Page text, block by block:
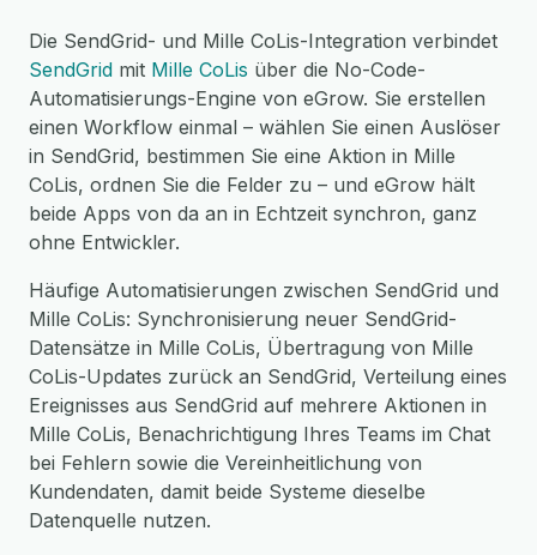
Die SendGrid- und Mille CoLis-Integration verbindet
SendGrid mit Mille CoLis über die No-Code-
Automatisierungs-Engine von eGrow. Sie erstellen
einen Workflow einmal – wählen Sie einen Auslöser
in SendGrid, bestimmen Sie eine Aktion in Mille
CoLis, ordnen Sie die Felder zu – und eGrow hält
beide Apps von da an in Echtzeit synchron, ganz
ohne Entwickler.
Häufige Automatisierungen zwischen SendGrid und
Mille CoLis: Synchronisierung neuer SendGrid-
Datensätze in Mille CoLis, Übertragung von Mille
CoLis-Updates zurück an SendGrid, Verteilung eines
Ereignisses aus SendGrid auf mehrere Aktionen in
Mille CoLis, Benachrichtigung Ihres Teams im Chat
bei Fehlern sowie die Vereinheitlichung von
Kundendaten, damit beide Systeme dieselbe
Datenquelle nutzen.